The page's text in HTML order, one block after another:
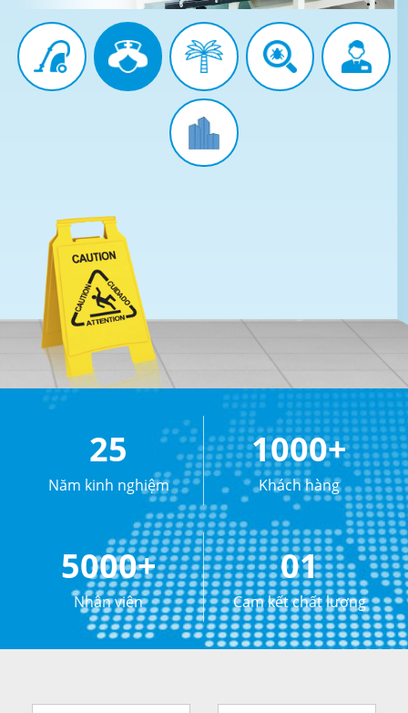
25
Năm kinh nghiệm
1000+
Khách hàng
5000+
Nhân viên
01
Cam kết chất lượng